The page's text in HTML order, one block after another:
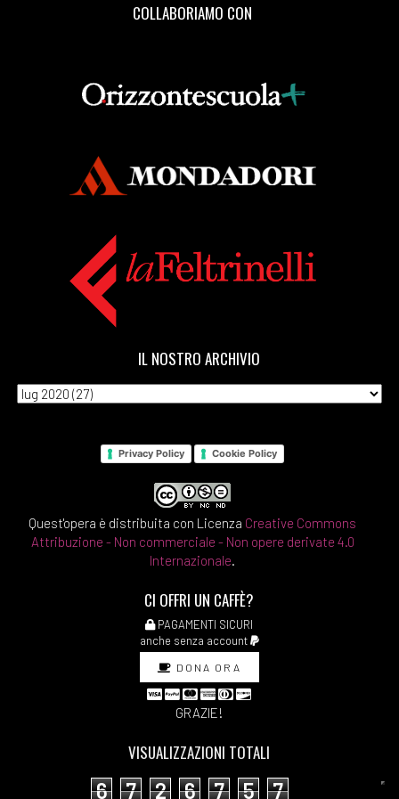
COLLABORIAMO CON
IL NOSTRO ARCHIVIO
Privacy Policy Cookie Policy
Quest'opera è distribuita con Licenza Creative Commons
Attribuzione - Non commerciale - Non opere derivate 4.0
Internazionale.
CI OFFRI UN CAFFÈ?
PAGAMENTI SICURI
anche senza account
DONA ORA
GRAZIE!
VISUALIZZAZIONI TOTALI
6 7 2 6 7 5 7